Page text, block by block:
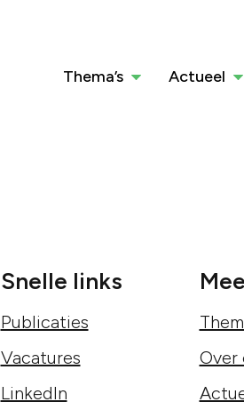
Thema’s Actueel
Snelle links
Publicaties
Vacatures
LinkedIn
Over